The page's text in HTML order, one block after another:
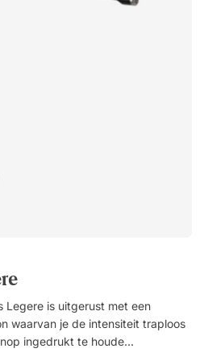
voor bediening van de lamp.
Legere is uitgerust met een
waarvan je de intensiteit traploos
ingedrukt te houden, wordt het